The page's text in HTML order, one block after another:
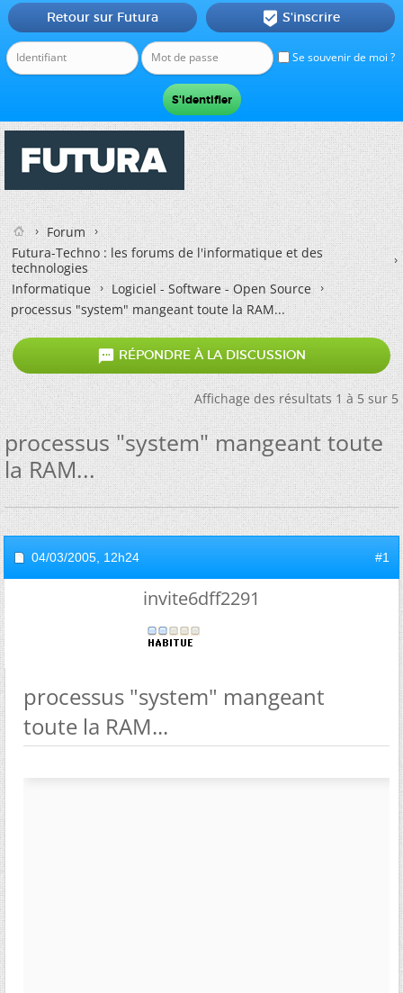
Se souvenir de moi ?
Retour sur Futura  S'inscrire
Forum
Futura-Techno : les forums de l'informatique et des
technologies
Informatique
Logiciel - Software - Open Source
processus "system" mangeant toute la RAM...
 RÉPONDRE À LA DISCUSSION
Affichage des résultats 1 à 5 sur 5
processus "system" mangeant toute
la RAM...
04/03/2005, 12h24 #1
invite6dff2291
processus "system" mangeant
toute la RAM...